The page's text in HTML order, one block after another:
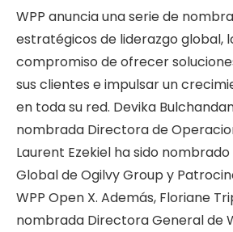
WPP anuncia una serie de
estratégicos de liderazgo global,
compromiso de ofrecer
sus clientes e impulsar un
en toda su red. Devika
nombrada Directora de
Laurent Ezekiel ha sido
Global de Ogilvy Group y
WPP Open X. Además, Floriane
nombrada Directora General de